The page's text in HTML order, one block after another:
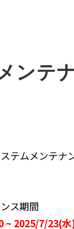
ンテ
テムメンテナ
ス期間
~ 2025/7/23(